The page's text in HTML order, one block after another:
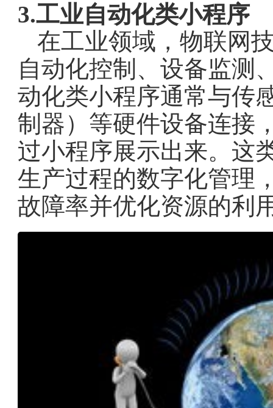
3.工业自动化类小程序
在工业领域，物联网
自动化控制、设备监测
动化类小程序通常与传
制器）等硬件设备连接
过小程序展示出来。这
生产过程的数字化管理
故障率并优化资源的利